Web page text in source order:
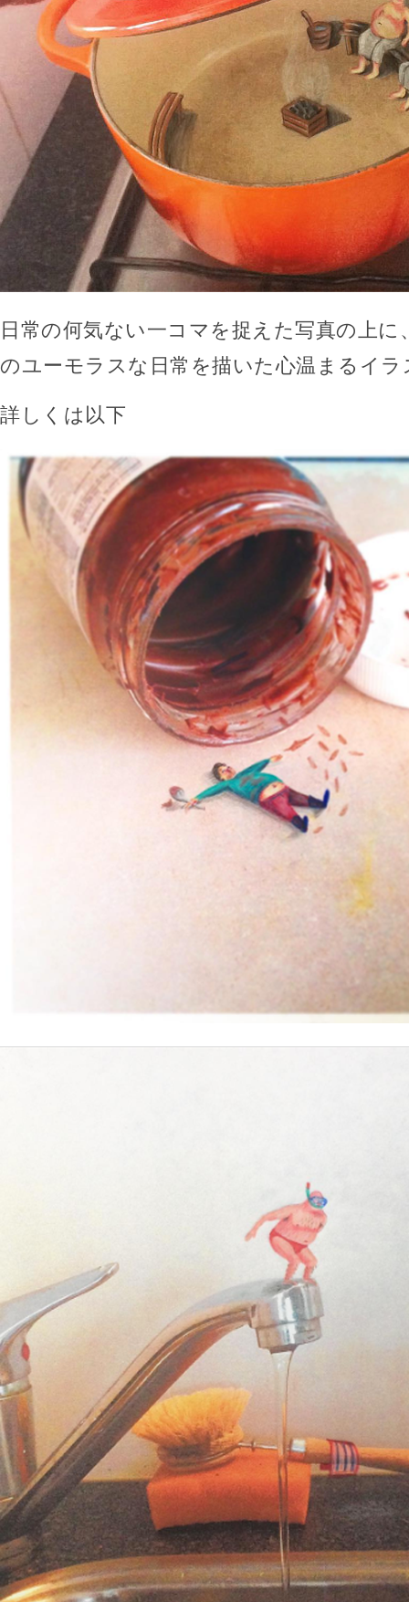
日常の何気ない一コマを捉えた写真の上に
のユーモラスな日常を描いた心温まるイ
詳しくは以下